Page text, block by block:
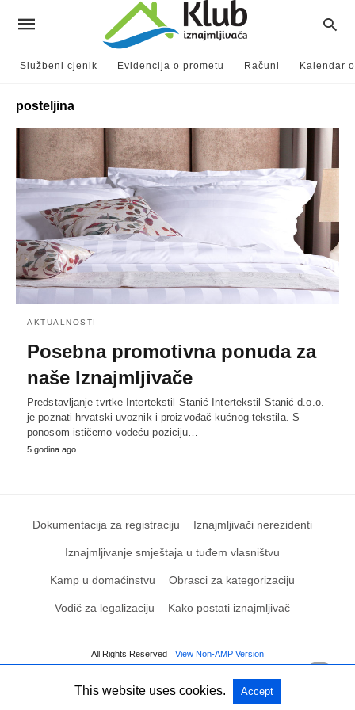
Službeni cjenik Evidencija o prometu Računi Kalendar
posteljina
AKTUALNOSTI
Posebna promotivna ponuda za
naše Iznajmljivače
Predstavljanje tvrtke Intertekstil Stanić Intertekstil Stanić d.o.o.
je poznati hrvatski uvoznik i proizvođač kućnog tekstila. S
ponosom ističemo vodeću poziciju…
5 godina ago
Dokumentacija za registraciju Iznajmljivači nerezidenti
Iznajmljivanje smještaja u tuđem vlasništvu
Kamp u domaćinstvu Obrasci za kategorizaciju
Vodič za legalizaciju Kako postati iznajmljivač
All Rights Reserved View Non-AMP Version
This website uses cookies. Accept